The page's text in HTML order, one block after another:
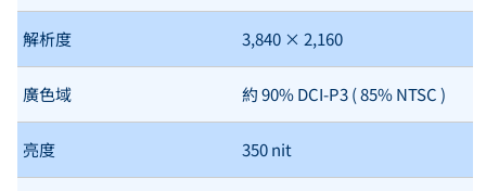
解析度 3,840 × 2,160
廣色域 約 90% DCI-P3 ( 85% NTSC )
亮度 350 nit